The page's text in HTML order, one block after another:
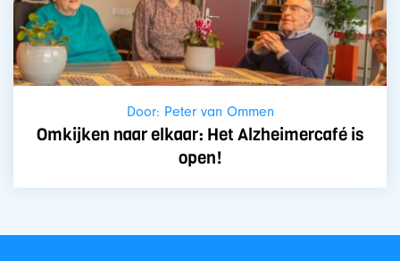
Door: Peter van Ommen
Omkijken naar elkaar: Het Alzheimercafé is
open!